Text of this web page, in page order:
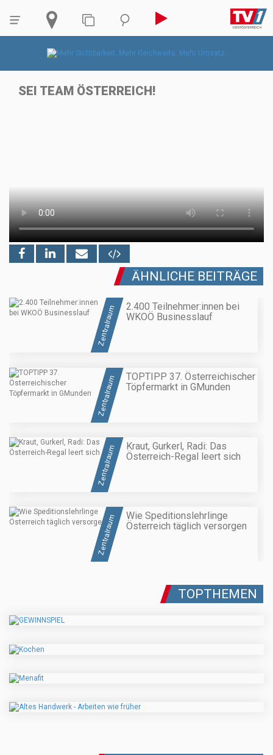
SEI TEAM ÖSTERREICH!
ÄHNLICHE BEITRÄGE
Zentralraum
2.400 Teilnehmer:innen bei
WKOÖ Businesslauf
Zentralraum
TOPTIPP 37. Österreichischer
Töpfermarkt in GMunden
Zentralraum
Kraut, Gurkerl, Radi: Das
Österreich-Regal leert sich
Zentralraum
Wie Speditionslehrlinge
Österreich täglich versorgen
TOPTHEMEN